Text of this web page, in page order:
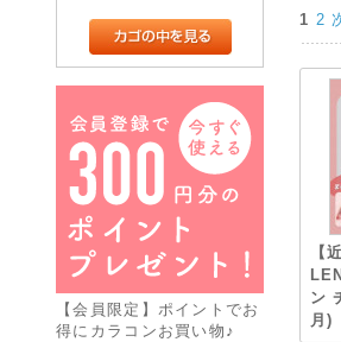
【会員限定】ポイントでお
得にカラコンお買い物♪
1 2
【
ン
月)